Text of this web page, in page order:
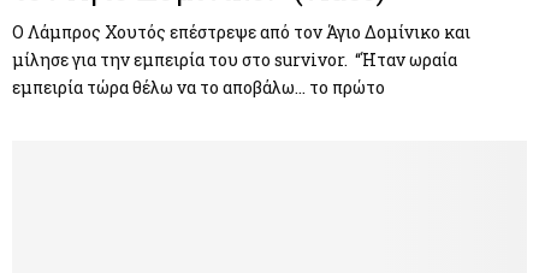
Ο Λάμπρος Χουτός επέστρεψε από τον Άγιο Δομίνικο και
μίλησε για την εμπειρία του στο survivor. “Ήταν ωραία
εμπειρία τώρα θέλω να το αποβάλω… το πρώτο